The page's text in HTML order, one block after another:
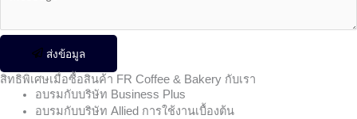
ส่งข้อมูล
สิทธิพิเศษเมื่อซื้อสินค้า FR Coffee & Bakery กับเรา
อบรมกับบริษัท Business Plus
อบรมกับบริษัท Allied การใช้งานเบื้องต้น